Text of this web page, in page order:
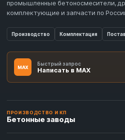
промышленные бетоносмесители,
комплектующие и запчасти по
Производство Комплектация
MAX
Быстрый запрос
Написать в MAX
ПРОИЗВОДСТВО И КП
Бетонные заводы